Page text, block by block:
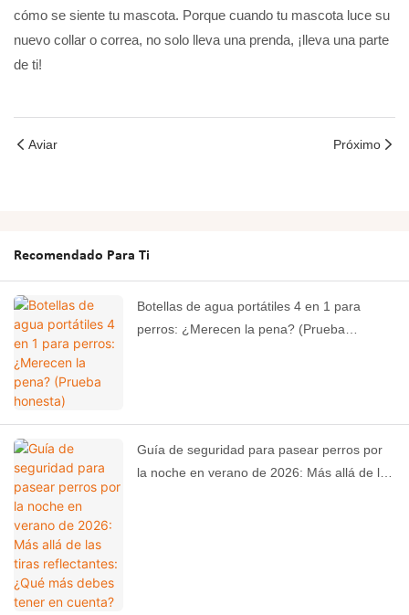
cómo se siente tu mascota. Porque cuando tu mascota luce su
nuevo collar o correa, no solo lleva una prenda, ¡lleva una parte
de ti!
Aviar Próximo
Recomendado Para Ti
Botellas de agua portátiles 4 en 1 para
perros: ¿Merecen la pena? (Prueba
Guía de seguridad para pasear perros por
la noche en verano de 2026: Más allá de las